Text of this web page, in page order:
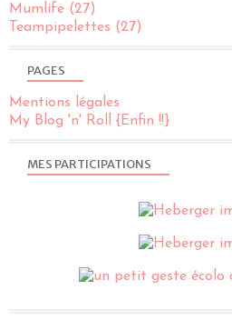
PAGES
Mentions légales
My Blog 'n' Roll {Enfin !!}
Mumlife (27)
Teampipelettes (27)
MES PARTICIPATIONS